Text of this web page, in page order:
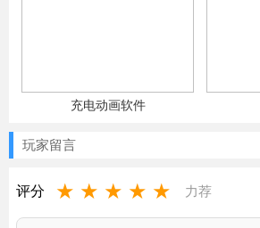
充电动画软件
玩家留言
评分 ★ ★ ★ ★ ★ 力荐